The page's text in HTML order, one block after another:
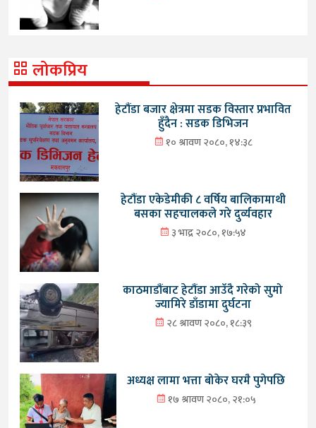
लोकप्रिय
हेटौंडा बजार क्षेत्रमा सडक विस्तार प्रभावित
हुँदैन : सडक डिभिजन
१० श्रावण २०८०, १४:३८
हेटौंडा एकेडेमीकी ८ वर्षिय बालिकामाथी
बसका सहचालकले गरे दुर्व्यवहार
३ भाद्र २०८०, १७:५४
काठमाडौंबाट हेटौंडा आउँदै गरेको सुमो
ज्यामिरे डाँडामा दुर्घटना
२८ श्रावण २०८०, १८:३९
अध्यक्ष लामा भत्ता बोकेर घरमै पुगेपछि
१७ श्रावण २०८०, २१:०५